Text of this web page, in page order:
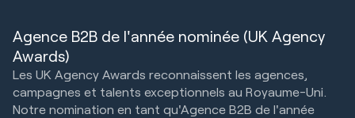
Agence B2B de l'année nominée (UK Agency
Awards)
Les UK Agency Awards reconnaissent les agences,
campagnes et talents exceptionnels au Royaume-Uni.
Notre nomination en tant qu'Agence B2B de l'année